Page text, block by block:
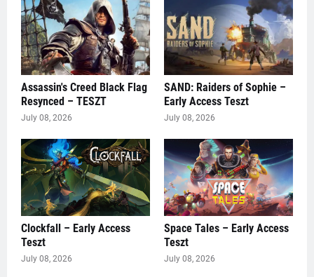
Assassin's Creed Black Flag
Resynced – TESZT
July 08, 2026
SAND: Raiders of Sophie –
Early Access Teszt
July 08, 2026
Clockfall – Early Access
Teszt
July 08, 2026
Space Tales – Early Access
Teszt
July 08, 2026